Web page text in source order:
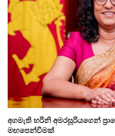
අගමැති හරිනි අමරසූරියගෙන්
මඟපෙන්වීමක්